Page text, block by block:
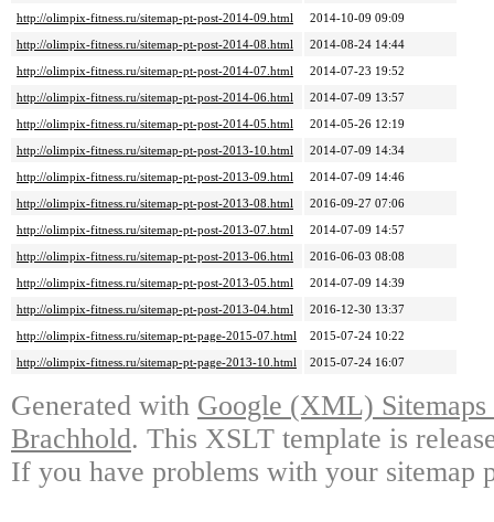
http://olimpix-fitness.ru/sitemap-pt-post-2014-09.html
2014-10-09 09:09
http://olimpix-fitness.ru/sitemap-pt-post-2014-08.html
2014-08-24 14:44
http://olimpix-fitness.ru/sitemap-pt-post-2014-07.html
2014-07-23 19:52
http://olimpix-fitness.ru/sitemap-pt-post-2014-06.html
2014-07-09 13:57
http://olimpix-fitness.ru/sitemap-pt-post-2014-05.html
2014-05-26 12:19
http://olimpix-fitness.ru/sitemap-pt-post-2013-10.html
2014-07-09 14:34
http://olimpix-fitness.ru/sitemap-pt-post-2013-09.html
2014-07-09 14:46
http://olimpix-fitness.ru/sitemap-pt-post-2013-08.html
2016-09-27 07:06
http://olimpix-fitness.ru/sitemap-pt-post-2013-07.html
2014-07-09 14:57
http://olimpix-fitness.ru/sitemap-pt-post-2013-06.html
2016-06-03 08:08
http://olimpix-fitness.ru/sitemap-pt-post-2013-05.html
2014-07-09 14:39
http://olimpix-fitness.ru/sitemap-pt-post-2013-04.html
2016-12-30 13:37
http://olimpix-fitness.ru/sitemap-pt-page-2015-07.html
2015-07-24 10:22
http://olimpix-fitness.ru/sitemap-pt-page-2013-10.html
2015-07-24 16:07
Generated with Google (XML)
Brachhold. This XSLT template is
If you have problems with your sitemap